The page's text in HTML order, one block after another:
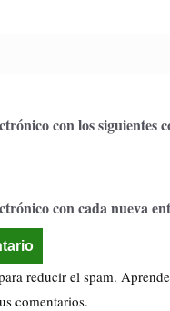
con los siguientes
con cada nueva
reducir el spam.
comentarios.